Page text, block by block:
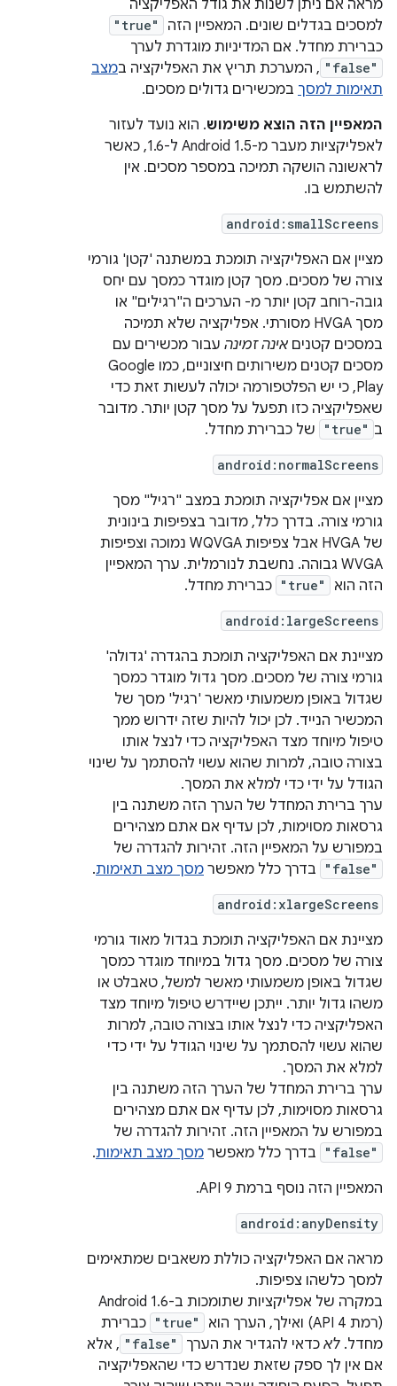
מראה אם ניתן לשנות את גודל האפליקציה
למסכים בגדלים שונים. המאפיין הזה
"true"
כברירת מחדל. אם המדיניות מוגדרת לערך
"false" , המערכת תריץ את האפליקציה במצב
תאימות למסך במכשירים גדולים מסכים.
המאפיין הזה הוצא משימוש. הוא נועד לעזור
לאפליקציות מעבר מ-Android 1.5 ל-1.6, כאשר
לראשונה הושקה תמיכה במספר מסכים. אין
להשתמש בו.
android:smallScreens
מציין אם האפליקציה תומכת במשתנה 'קטן' גורמי
צורה של מסכים. מסך קטן מוגדר כמסך עם יחס
גובה-רוחב קטן יותר מ- הערכים ה"רגילים" או
מסך HVGA מסורתי. אפליקציה שלא תמיכה
במסכים קטנים אינה זמינה עבור מכשירים עם
מסכים קטנים משירותים חיצוניים, כמו Google
Play, כי יש הפלטפורמה יכולה לעשות זאת כדי
שאפליקציה כזו תפעל על מסך קטן יותר. מדובר
ב "true" של כברירת מחדל.
android:normalScreens
מציין אם אפליקציה תומכת במצב "רגיל" מסך
גורמי צורה. בדרך כלל, מדובר בצפיפות בינונית
של HVGA אבל צפיפות WQVGA נמוכה וצפיפות
WVGA גבוהה. נחשבת לנורמלית. ערך המאפיין
הזה הוא
"true" כברירת מחדל.
android:largeScreens
מציינת אם האפליקציה תומכת בהגדרה 'גדולה'
גורמי צורה של מסכים. מסך גדול מוגדר כמסך
שגדול באופן משמעותי מאשר 'רגיל' מסך של
המכשיר הנייד. לכן יכול להיות שזה ידרוש ממך
טיפול מיוחד מצד האפליקציה כדי לנצל אותו
בצורה טובה, למרות שהוא עשוי להסתמך על שינוי
הגודל על ידי כדי למלא את המסך.
ערך ברירת המחדל של הערך הזה משתנה בין
גרסאות מסוימות, לכן עדיף אם אתם מצהירים
במפורש על המאפיין הזה. זהירות להגדרה של
"false" בדרך כלל מאפשר מסך מצב תאימות.
android:xlargeScreens
מציינת אם האפליקציה תומכת בגדול מאוד גורמי
צורה של מסכים. מסך גדול במיוחד מוגדר כמסך
שגדול באופן משמעותי מאשר למשל, טאבלט או
משהו גדול יותר. ייתכן שיידרש טיפול מיוחד מצד
האפליקציה כדי לנצל אותו בצורה טובה, למרות
שהוא עשוי להסתמך על שינוי הגודל על ידי כדי
למלא את המסך.
ערך ברירת המחדל של הערך הזה משתנה בין
גרסאות מסוימות, לכן עדיף אם אתם מצהירים
במפורש על המאפיין הזה. זהירות להגדרה של
"false" בדרך כלל מאפשר מסך מצב תאימות.
המאפיין הזה נוסף ברמת API 9.
android:anyDensity
מראה אם האפליקציה כוללת משאבים שמתאימים
למסך כלשהו צפיפות.
במקרה של אפליקציות שתומכות ב-Android 1.6
(רמת API 4) ואילך, הערך הוא
"true" כברירת
מחדל. לא כדאי להגדיר את הערך "false" , אלא
אם אין לך ספק שזאת שנדרש כדי שהאפליקציה